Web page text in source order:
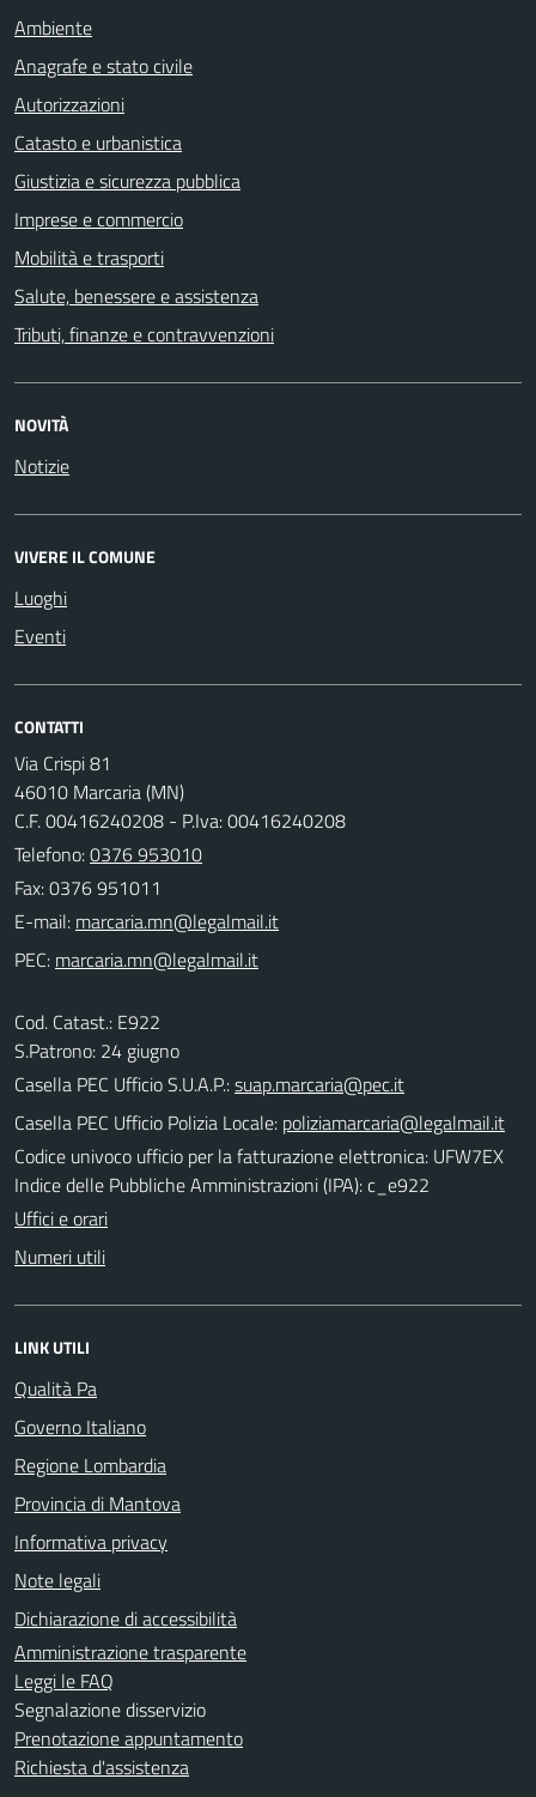
Ambiente
Anagrafe e stato civile
Autorizzazioni
Catasto e urbanistica
Giustizia e sicurezza pubblica
Imprese e commercio
Mobilità e trasporti
Salute, benessere e assistenza
Tributi, finanze e contravvenzioni
NOVITÀ
Notizie
VIVERE IL COMUNE
Luoghi
Eventi
CONTATTI
Via Crispi 81
46010 Marcaria (MN)
C.F. 00416240208 - P.Iva: 00416240208
Telefono:0376 953010
Fax: 0376 951011
E-mail:
PEC:
Cod. Catast.: E922
S.Patrono: 24 giugno
Casella PEC Ufficio S.U.A.P.:suap.marcaria@pec.it
Casella PEC Ufficio Polizia Locale: poliziamarcaria@legalmail.it
Codice univoco ufficio per la fatturazione elettronica: UFW7EX
Indice delle Pubbliche Amministrazioni (IPA): c_e922
Uffici e orari
Numeri utili
LINK UTILI
Qualità Pa
Governo Italiano
Regione Lombardia
Provincia di Mantova
Informativa privacy
Note legali
Dichiarazione di accessibilità
Amministrazione trasparente
Leggi le FAQ
Segnalazione disservizio
Prenotazione appuntamento
Richiesta d'assistenza